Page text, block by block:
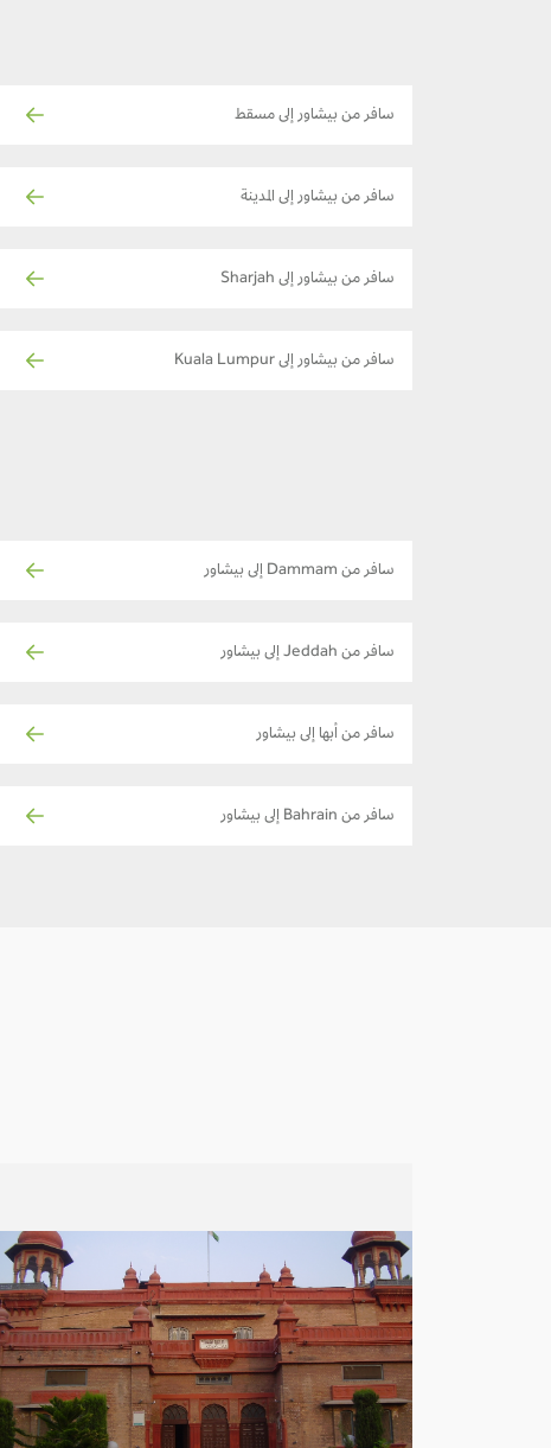
سافر من بيشاور إلى مسقط
سافر من بيشاور إلى المدينة
سافر من بيشاور إلى Sharjah
سافر من بيشاور إلى Kuala Lumpur
سافر من Dammam إلى بيشاور
سافر من Jeddah إلى بيشاور
سافر من أبها إلى بيشاور
سافر من Bahrain إلى بيشاور